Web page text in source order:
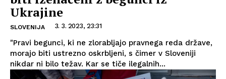
Ukrajine
SLOVENIJA 3. 3. 2023, 23:31
"Pravi begunci, ki ne zlorabljajo pravnega reda države,
morajo biti ustrezno oskrbljeni, s čimer v Sloveniji
nikdar ni bilo težav. Kar se tiče ilegalnih...